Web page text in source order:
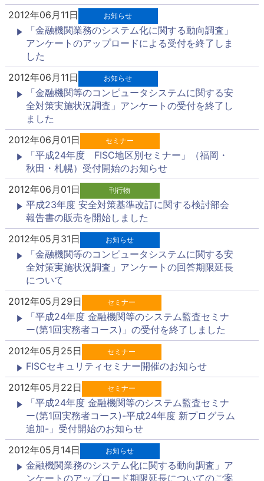
2012年06月11日
お知らせ
「金融機関業務のシステム化に関する動向調査」
アンケートのアップロードによる受付を終了しま
した
2012年06月11日
お知らせ
「金融機関等のコンピュータシステムに関する安
全対策実施状況調査」アンケートの受付を終了し
ました
2012年06月01日
セミナー
「平成24年度 FISC地区別セミナー」（福岡・
秋田・札幌）受付開始のお知らせ
2012年06月01日
刊行物
平成23年度 安全対策基準改訂に関する検討部会
報告書の販売を開始しました
2012年05月31日
お知らせ
「金融機関等のコンピュータシステムに関する安
全対策実施状況調査」アンケートの回答期限延長
について
2012年05月29日
セミナー
「平成24年度 金融機関等のシステム監査セミナ
ー(第1回実務者コース)」の受付を終了しました
2012年05月25日
セミナー
FISCセキュリティセミナー開催のお知らせ
2012年05月22日
セミナー
「平成24年度 金融機関等のシステム監査セミナ
ー(第1回実務者コース)-平成24年度 新プログラム
追加-」受付開始のお知らせ
2012年05月14日
お知らせ
金融機関業務のシステム化に関する動向調査」ア
ンケートのアップロード期限延長についてのご案